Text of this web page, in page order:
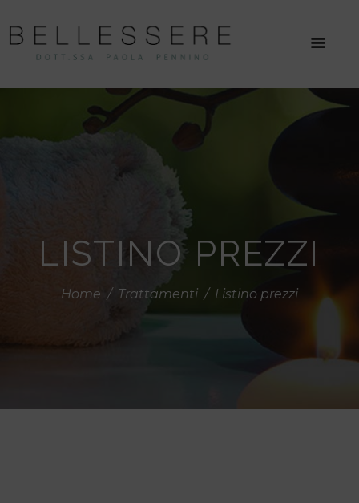
LISTINO PREZZI
Home Trattamenti Listino prezzi